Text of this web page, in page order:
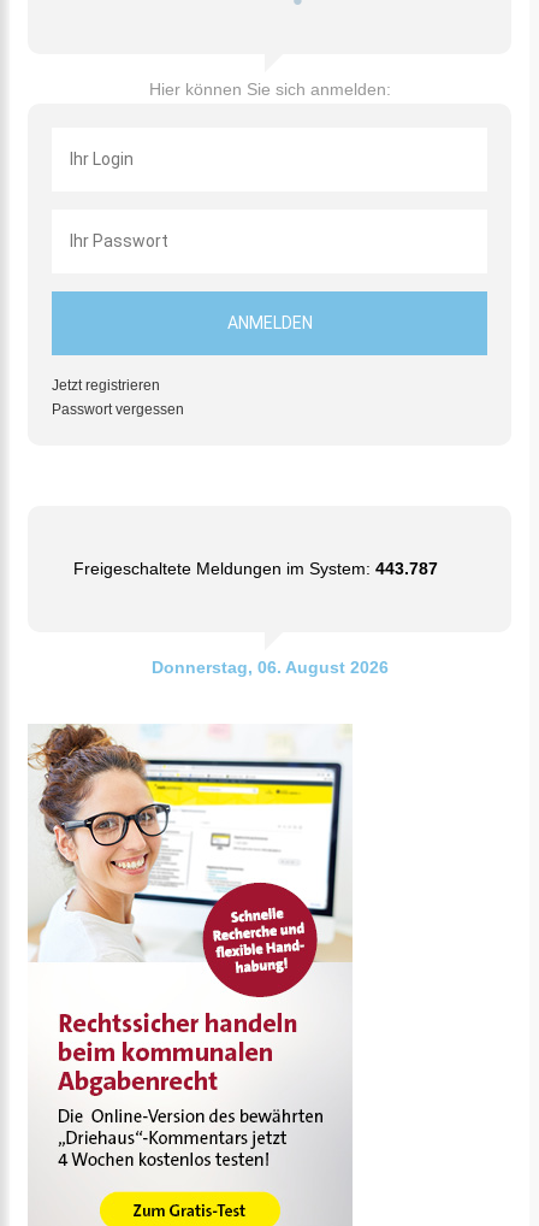
Hier können Sie sich anmelden:
Jetzt registrieren
Passwort vergessen
Freigeschaltete Meldungen im System: 443.787
Donnerstag, 06. August 2026